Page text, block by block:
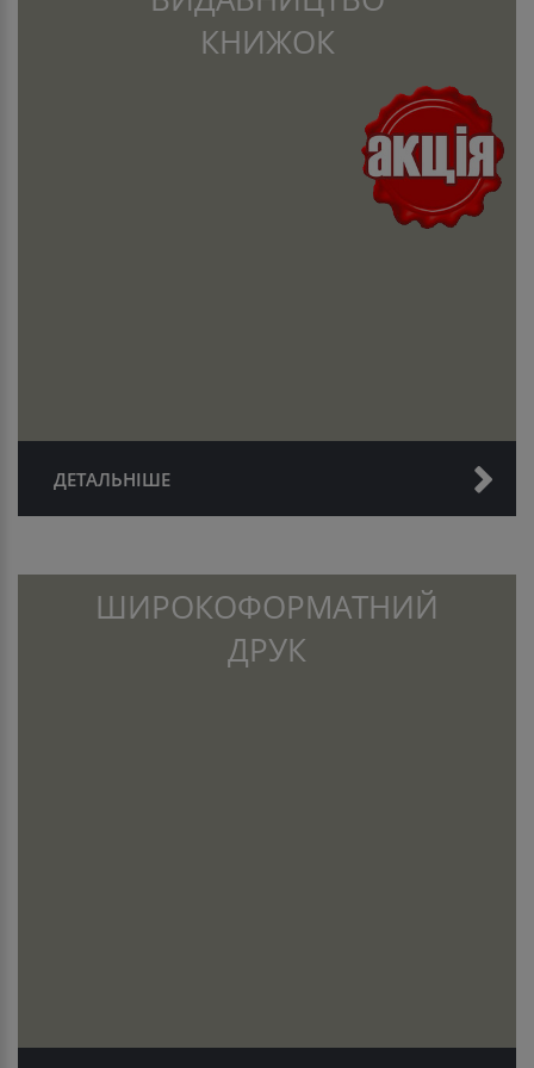
КНИЖОК
ДЕТАЛЬНІШЕ
ШИРОКОФОРМАТНИЙ
ДРУК